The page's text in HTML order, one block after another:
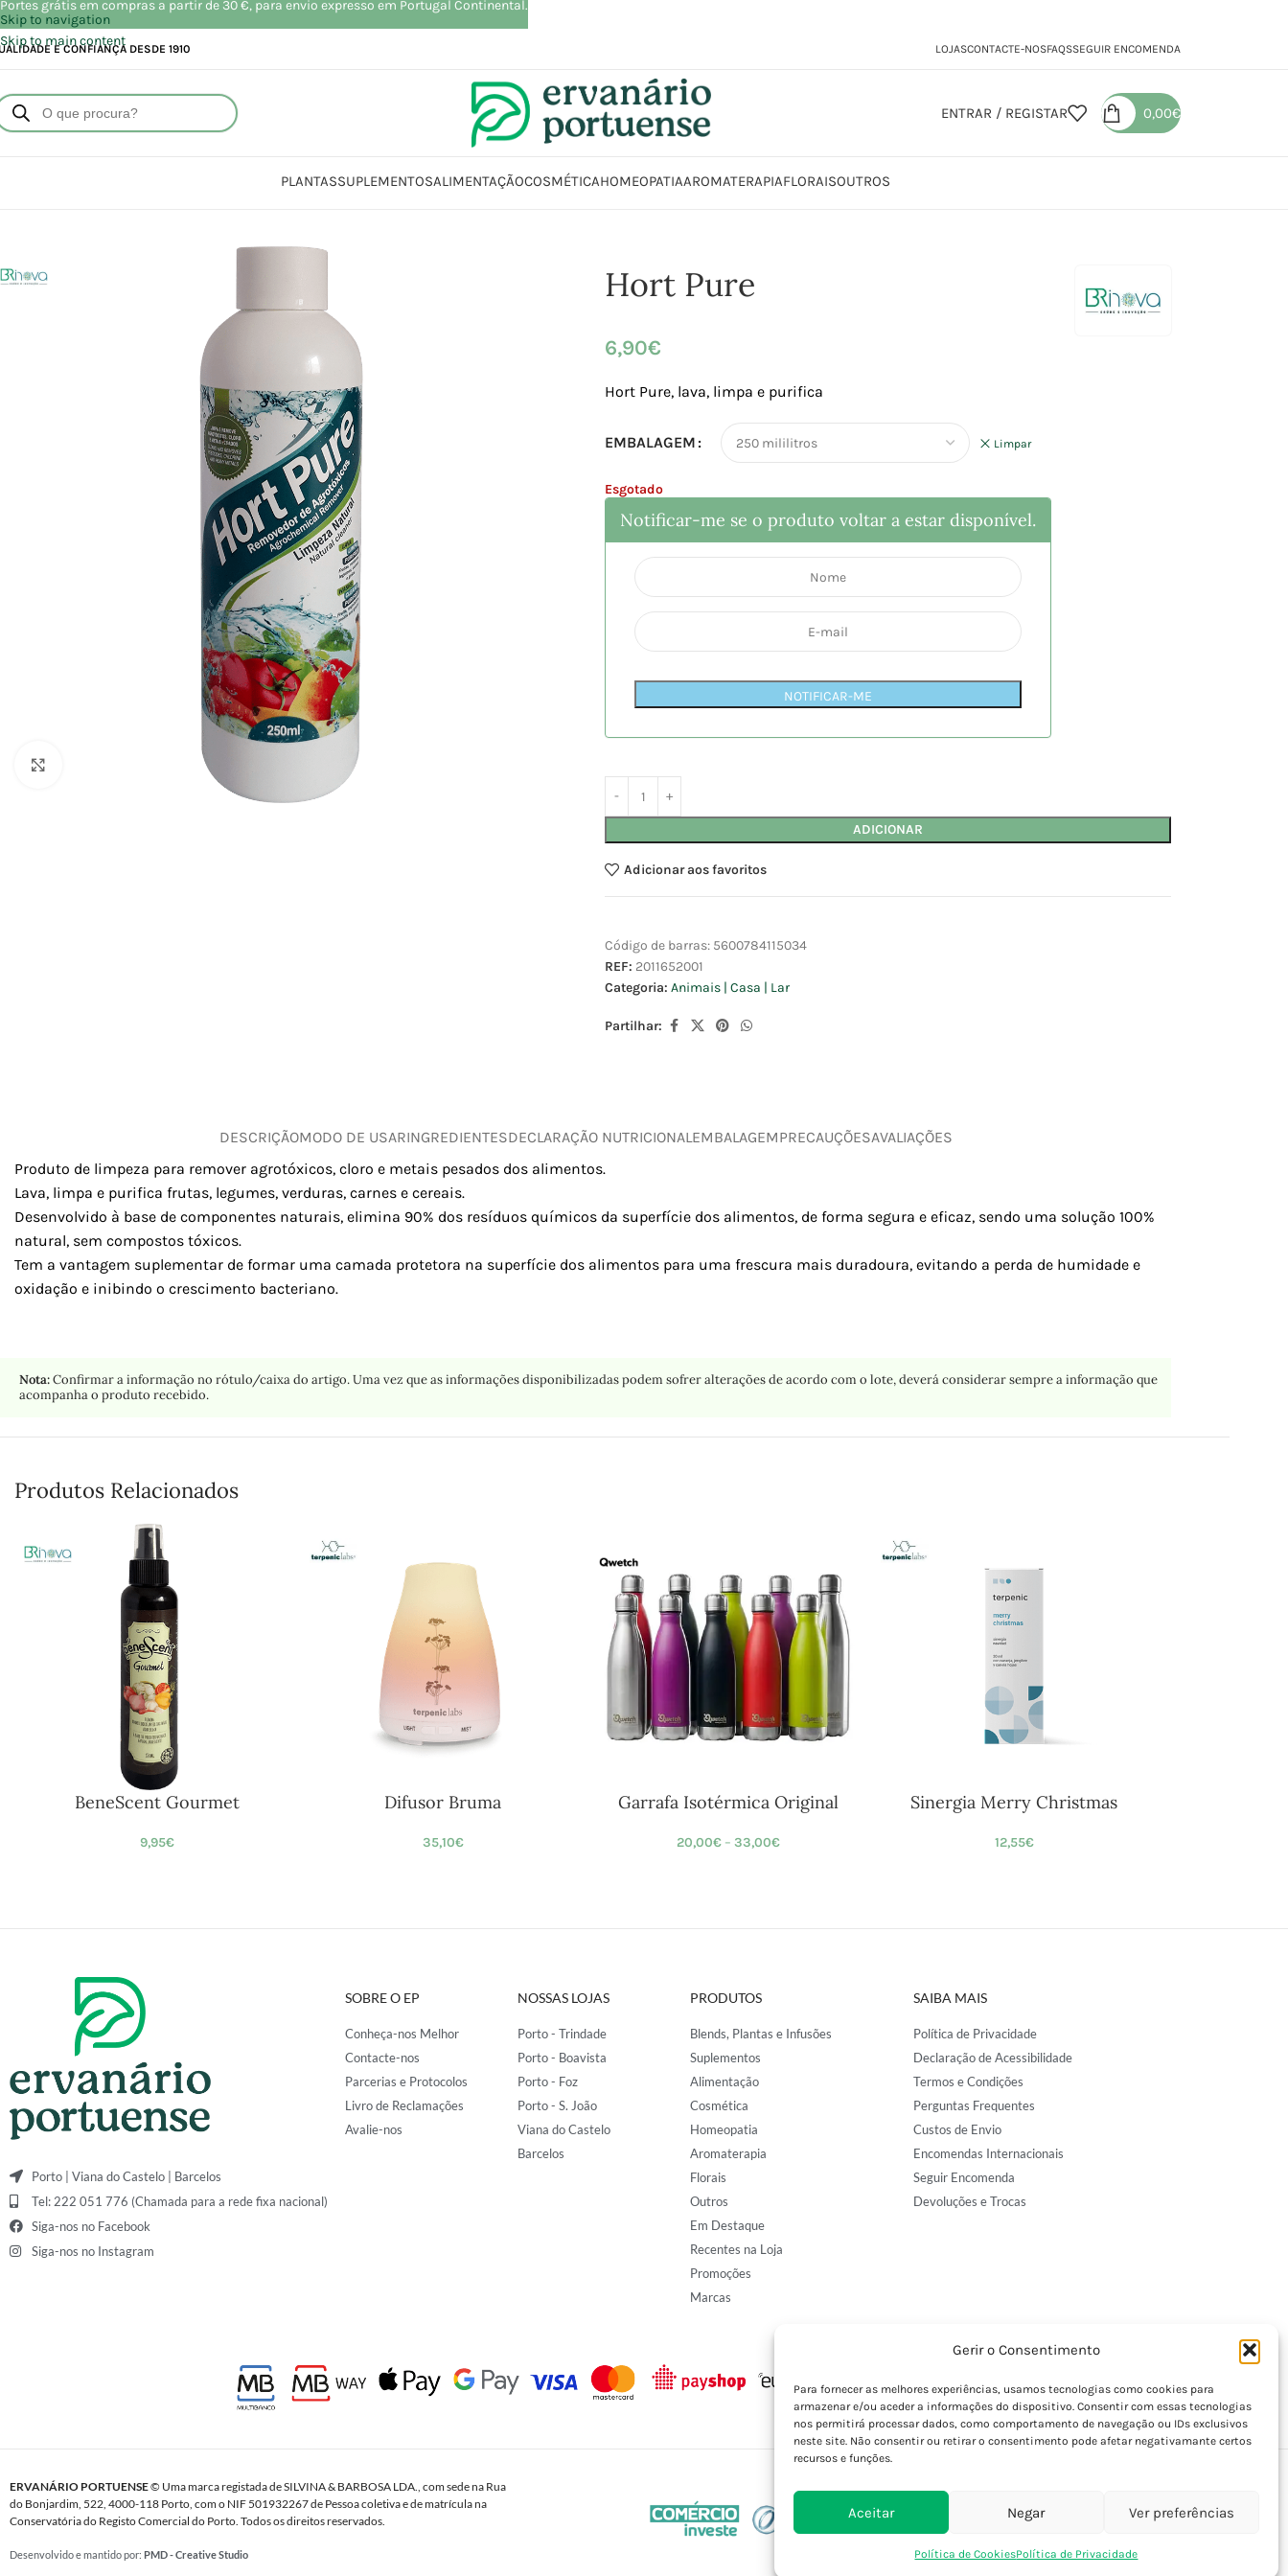
Gerir o Consentimento
Para fornecer as melhores experiências, usamos tecnologias como cookies para
armazenar e/ou aceder a informações do dispositivo. Consentir com essas tecnologias
nos permitirá processar dados, como comportamento de navegação ou IDs exclusivos
neste site. Não consentir ou retirar o consentimento pode afetar negativamante certos
recursos e funções.
Aceitar Negar Ver preferências
Política de CookiesPolítica de Privacidade
Skip to navigation
Skip to main content
E CONFIANÇA DESDE 1910 LOJASCONTACTE-NOSFAQSSEGUIR ENCOMENDA
ENTRAR / REGISTAR 0,00€
PLANTASSUPLEMENTOSALIMENTAÇÃOCOSMÉTICAHOMEOPATIAAROMATERAPIAFLORAISOUTROS
Hort Pure
6,90€
Hort Pure, lava, limpa e purifica
EMBALAGEM Limpar
Esgotado
Notificar-me se o produto voltar a estar disponível.
NOTIFICAR-ME
ADICIONAR
Adicionar aos favoritos
Código de barras: 5600784115034
REF: 2011652001
Categoria: Animais | Casa | Lar
Partilhar:
DESCRIÇÃOMODO DE USARINGREDIENTESDECLARAÇÃO NUTRICIONALEMBALAGEMPRECAUÇÕESAVALIAÇÕES
Produto de limpeza para remover agrotóxicos, cloro e metais pesados dos alimentos.
Lava, limpa e purifica frutas, legumes, verduras, carnes e cereais.
Desenvolvido à base de componentes naturais, elimina 90% dos resíduos químicos da superfície dos alimentos, de forma segura e eficaz, sendo uma solução 100%
natural, sem compostos tóxicos.
Tem a vantagem suplementar de formar uma camada protetora na superfície dos alimentos para uma frescura mais duradoura, evitando a perda de humidade e
oxidação e inibindo o crescimento bacteriano.
Nota:Confirmar a informação no rótulo/caixa do artigo. Uma vez que as informações disponibilizadas podem sofrer alterações de acordo com o lote, deverá considerar sempre a informação que
acompanha o produto recebido.
Produtos Relacionados
BeneScent Gourmet
9,95€
Difusor Bruma
35,10€
Garrafa Isotérmica Original
20,00€ – 33,00€
Sinergia Merry Christmas
12,55€
Porto | Viana do Castelo | Barcelos
Tel: 222 051 776 (Chamada para a rede fixa nacional)
Siga-nos no Facebook
Siga-nos no Instagram
SOBRE O EP
Conheça-nos Melhor
Contacte-nos
Parcerias e Protocolos
Livro de Reclamações
Avalie-nos
NOSSAS LOJAS
Porto - Trindade
Porto - Boavista
Porto - Foz
Porto - S. João
Viana do Castelo
Barcelos
PRODUTOS
Blends, Plantas e Infusões
Suplementos
Alimentação
Cosmética
Homeopatia
Aromaterapia
Florais
Outros
Em Destaque
Recentes na Loja
Promoções
Marcas
SAIBA MAIS
Política de Privacidade
Declaração de Acessibilidade
Termos e Condições
Perguntas Frequentes
Custos de Envio
Encomendas Internacionais
Seguir Encomenda
Devoluções e Trocas
ERVANÁRIO PORTUENSE© Uma marca registada de SILVINA & BARBOSA LDA., com sede na Rua
do Bonjardim, 522, 4000-118 Porto, com o NIF 501932267 de Pessoa coletiva e de matrícula na
Conservatória do Registo Comercial do Porto. Todos os direitos reservados.
Desenvolvido e mantido por: PMD - Creative Studio
Portes grátis em compras a partir de 30 €, para envio expresso em Portugal Continental.